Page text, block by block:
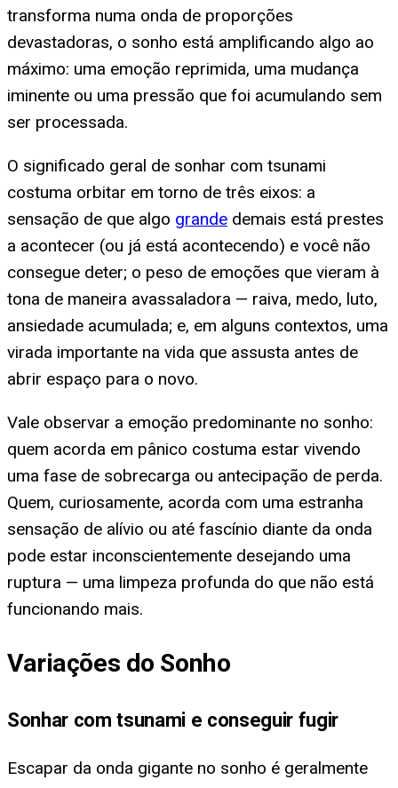
transforma numa onda de proporções
devastadoras, o sonho está amplificando algo ao
máximo: uma emoção reprimida, uma mudança
iminente ou uma pressão que foi acumulando sem
ser processada.
O significado geral de sonhar com tsunami
costuma orbitar em torno de três eixos: a
sensação de que algo grande demais está prestes
a acontecer (ou já está acontecendo) e você não
consegue deter; o peso de emoções que vieram à
tona de maneira avassaladora — raiva, medo, luto,
ansiedade acumulada; e, em alguns contextos, uma
virada importante na vida que assusta antes de
abrir espaço para o novo.
Vale observar a emoção predominante no sonho:
quem acorda em pânico costuma estar vivendo
uma fase de sobrecarga ou antecipação de perda.
Quem, curiosamente, acorda com uma estranha
sensação de alívio ou até fascínio diante da onda
pode estar inconscientemente desejando uma
ruptura — uma limpeza profunda do que não está
funcionando mais.
Variações do Sonho
Sonhar com tsunami e conseguir fugir
Escapar da onda gigante no sonho é geralmente